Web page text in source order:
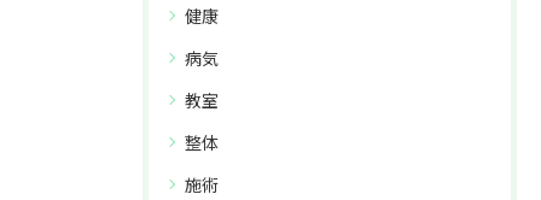
健康
病気
教室
整体
施術